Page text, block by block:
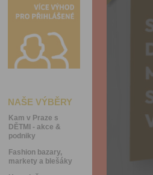
NAŠE VÝBĚRY
Kam v Praze s
DĚTMI - akce &
podniky
Fashion bazary,
markety a blešáky